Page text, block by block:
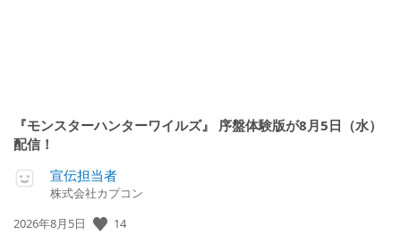
『モンスターハンターワイルズ』 序盤体験版が8月5日（水）
配信！
宣伝担当者
株式会社カプコン
公
2026年8月5日 14